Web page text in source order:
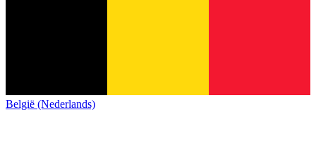
België (Nederlands)